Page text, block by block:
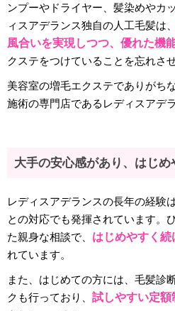
ンプーやドライヤー、髪染めやカ
ィスアデランス独自の人工毛髪は、
風合いを実現しつつ、優れた機
クステをつけていることを忘れさ
美容室の増毛エクステでありがち
施術の専門店であるレディスアデ
大手の安心感があり、はじ
レディスアデランスの長年の経験
との対応でも発揮されています。
た親身な相談で、 はじめやすく
れています。
また、はじめての方には、毛髪診
クも行っており、 試しやすい定額